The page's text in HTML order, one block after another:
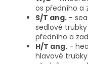
os předního a
S/T ang. -
sedlové
předního a
H/T ang. -
hlavové